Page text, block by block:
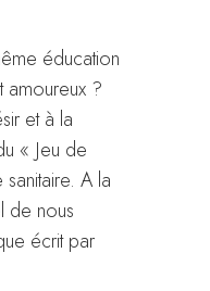
éducation
amoureux ?
et à la
« Jeu de
A la
de nous
écrit par